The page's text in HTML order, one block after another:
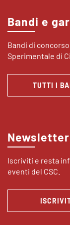
Bandi e
Bandi di
Sperimentale di
TUTTI I
Newsletter
Iscriviti e resta
eventi del CSC.